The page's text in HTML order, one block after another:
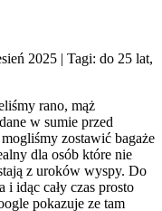
2025 | Tagi: do 25 lat,
rano, mąż
w sumie przed
zostawić bagaże
dla osób które nie
z uroków wyspy. Do
idąc cały czas prosto
pokazuje ze tam